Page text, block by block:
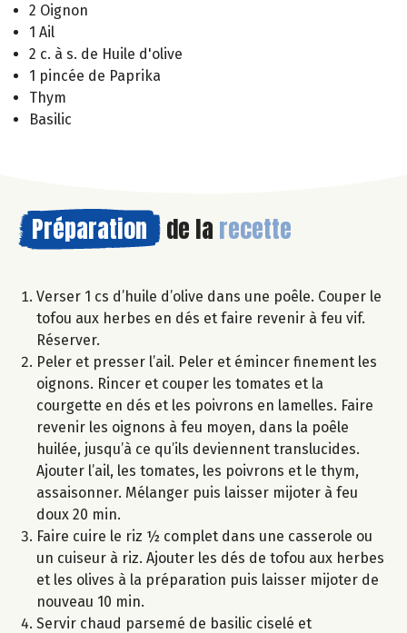
2 Oignon
1 Ail
2 c. à s. de Huile d'olive
1 pincée de Paprika
Thym
Basilic
Préparation de la recette
Verser 1 cs d’huile d’olive dans une poêle. Couper le
tofou aux herbes en dés et faire revenir à feu vif.
Réserver.
Peler et presser l’ail. Peler et émincer finement les
oignons. Rincer et couper les tomates et la
courgette en dés et les poivrons en lamelles. Faire
revenir les oignons à feu moyen, dans la poêle
huilée, jusqu’à ce qu’ils deviennent translucides.
Ajouter l’ail, les tomates, les poivrons et le thym,
assaisonner. Mélanger puis laisser mijoter à feu
doux 20 min.
Faire cuire le riz ½ complet dans une casserole ou
un cuiseur à riz. Ajouter les dés de tofou aux herbes
et les olives à la préparation puis laisser mijoter de
nouveau 10 min.
Servir chaud parsemé de basilic ciselé et